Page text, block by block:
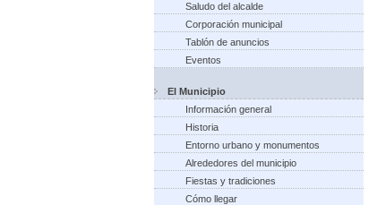
Saludo del alcalde
Corporación municipal
Tablón de anuncios
Eventos
El Municipio
Información general
Historia
Entorno urbano y monumentos
Alrededores del municipio
Fiestas y tradiciones
Cómo llegar